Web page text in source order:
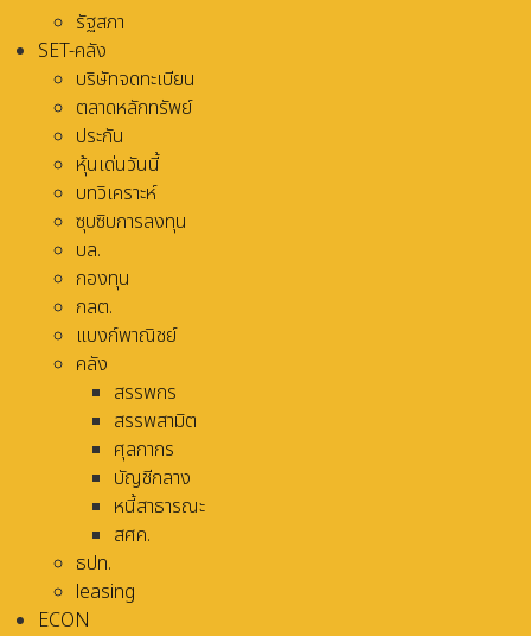
รัฐสภา
SET-คลัง
บริษัทจดทะเบียน
ตลาดหลักทรัพย์
ประกัน
หุ้นเด่นวันนี้
บทวิเคราะห์
ซุบซิบการลงทุน
บล.
กองทุน
กลต.
แบงก์พาณิชย์
คลัง
สรรพกร
สรรพสามิต
ศุลกากร
บัญชีกลาง
หนี้สาธารณะ
สศค.
ธปท.
leasing
ECON